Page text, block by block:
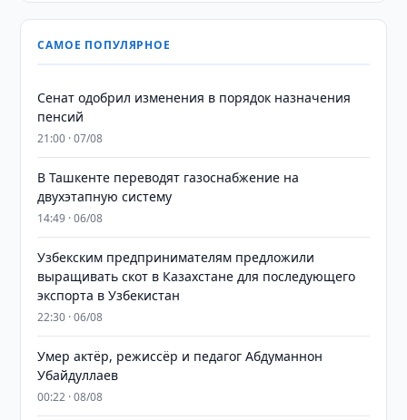
САМОЕ ПОПУЛЯРНОЕ
Сенат одобрил изменения в порядок назначения
пенсий
21:00 · 07/08
В Ташкенте переводят газоснабжение на
двухэтапную систему
14:49 · 06/08
Узбекским предпринимателям предложили
выращивать скот в Казахстане для последующего
экспорта в Узбекистан
22:30 · 06/08
Умер актёр, режиссёр и педагог Абдуманнон
Убайдуллаев
00:22 · 08/08